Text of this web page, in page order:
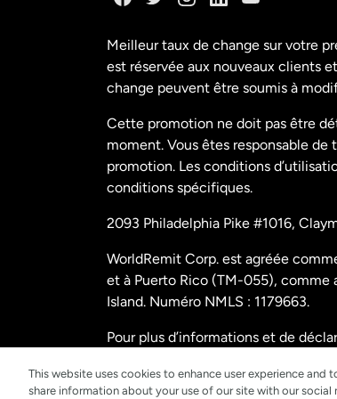
Meilleur taux de change sur votre
est réservée aux nouveaux clients
change peuvent être soumis à
Cette promotion ne doit pas être
moment. Vous êtes responsable
promotion. Les conditions
conditions spécifiques.
2093 Philadelphia Pike #1016,
WorldRemit Corp. est agréée
et à Puerto Rico (TM-055), comme
Island. Numéro NMLS : 1179663.
Pour plus d’informations et de
This website uses cookies to enhance user experience
share information about your use of our site with our